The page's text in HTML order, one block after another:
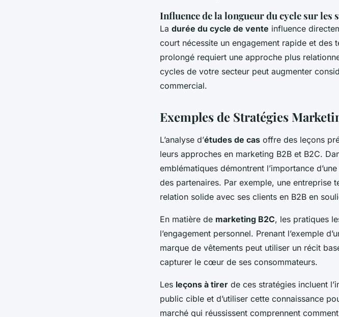
Influence de la longueur du cycle sur
La durée du cycle de vente influence
court nécessite un engagement rapide et des
prolongé requiert une approche plus
cycles de votre secteur peut augmenter
commercial.
Exemples de Stratégies
L’analyse d’études de cas offre des leçons
leurs approches en marketing B2B et B2C.
emblématiques démontrent l’importance
des partenaires. Par exemple, une entreprise
relation solide avec ses clients en B2B en
En matière de marketing B2C, les pratiques
l’engagement personnel. Prenant l’exemple
marque de vêtements peut utiliser un récit
capturer le cœur de ses consommateurs.
Les leçons à tirer de ces stratégies incluent
public cible et d’utiliser cette connaissance
marché qui réussissent comprennent